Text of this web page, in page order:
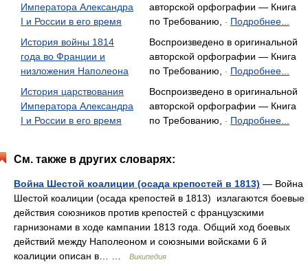
Императора Александра
I и России в его время
авторской орфографии — Книга
по Требованию,
- Подробнее...
История войны 1814
года во Франции и
низложения Наполеона
Воспроизведено в оригинальной
авторской орфографии — Книга
по Требованию,
- Подробнее...
История царствования
Императора Александра
I и России в его время
Воспроизведено в оригинальной
авторской орфографии — Книга
по Требованию,
- Подробнее...
См. также в других словарях:
Война Шестой коалиции (осада крепостей в 1813) — Война
Шестой коалиции (осада крепостей в 1813) излагаются боевые
действия союзников против крепостей с французскими
гарнизонами в ходе кампании 1813 года. Общий ход боевых
действий между Наполеоном и союзными войсками 6 й
коалиции описан в… …
Википедия